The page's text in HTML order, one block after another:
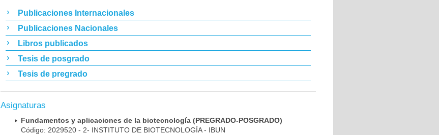
Publicaciones Internacionales
Publicaciones Nacionales
Libros publicados
Tesis de posgrado
Tesis de pregrado
Asignaturas
Fundamentos y aplicaciones de la biotecnología (PREGRADO-POSGRADO)
Código: 2029520 - 2- INSTITUTO DE BIOTECNOLOGÍA - IBUN